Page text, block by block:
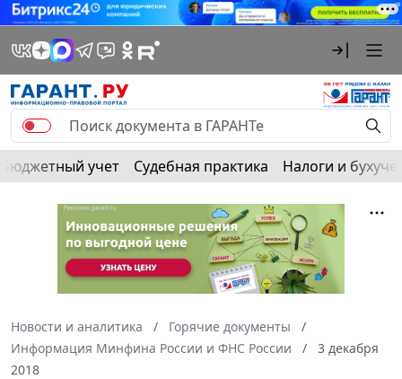
Бюджетный учет Судебная практика Налоги и
Новости и аналитика
Горячие документы
Информация Минфина России и ФНС России
3 декабря
2018